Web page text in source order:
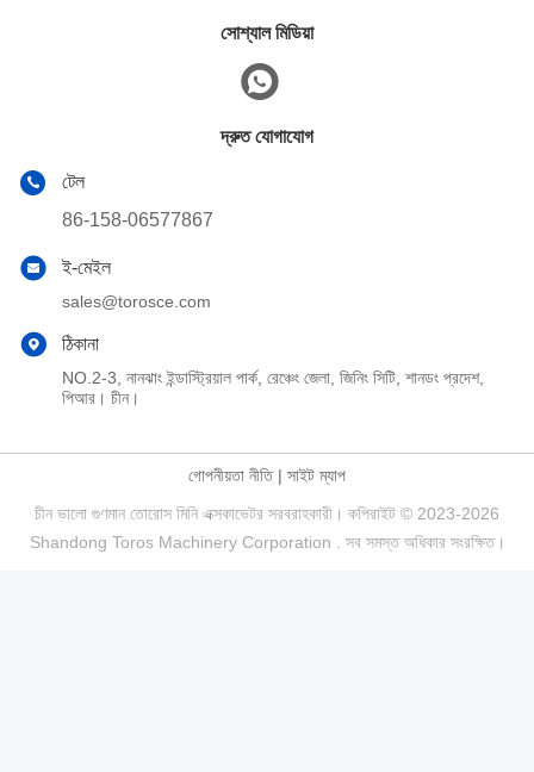
সোশ্যাল মিডিয়া
দ্রুত যোগাযোগ
টেল
86-158-06577867
ই-মেইল
sales@torosce.com
ঠিকানা
NO.2-3, নানঝাং ইন্ডাস্ট্রিয়াল পার্ক, রেঞ্চেং জেলা, জিনিং সিটি, শানডং প্রদেশ,
পিআর। চীন।
গোপনীয়তা নীতি| সাইট ম্যাপ
চীন ভালো গুণমান তোরোস মিনি এক্সকাভেটর সরবরাহকারী। কপিরাইট © 2023-2026
Shandong Toros Machinery Corporation . সব সমস্ত অধিকার সংরক্ষিত।